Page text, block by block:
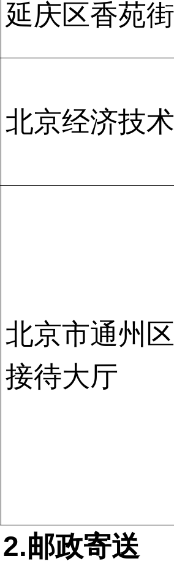
延庆区香苑
北京经济技
北京市通州
接待大厅
2.邮政寄送